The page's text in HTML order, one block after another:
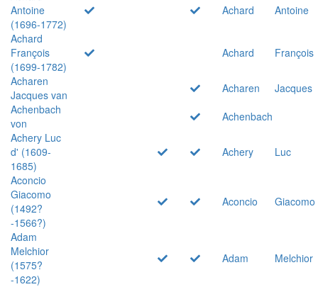
Antoine
(1696-1772)
Achard
Antoine
Achard
François
(1699-1782)
Achard
François
Acharen
Jacques van
Acharen
Jacques
Achenbach
von
Achenbach
Achery Luc
d' (1609-
1685)
Achery
Luc
Aconcio
Giacomo
(1492?
-1566?)
Aconcio Giacomo
Adam
Melchior
(1575?
-1622)
Adam Melchior